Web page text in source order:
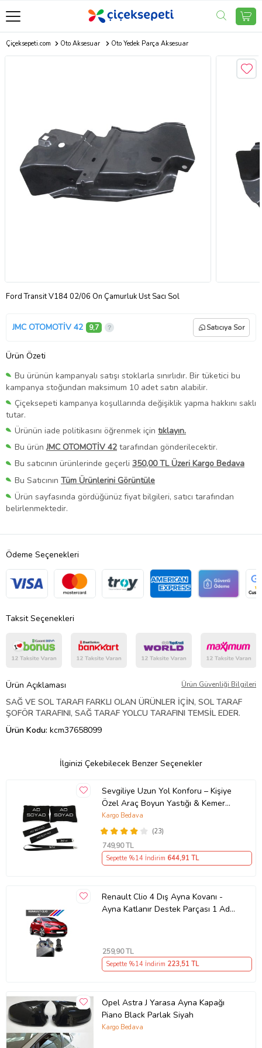
Çiçeksepeti.com Oto Aksesuar Oto Yedek Parça Aksesuar
Ford Transit V184 02/06 Ön Çamurluk Üst Sacı Sol
JMC OTOMOTİV 42 9,7 Satıcıya Sor
Ürün Özeti
Bu ürünün kampanyalı satışı stoklarla sınırlıdır. Bir tüketici bu
kampanya stoğundan maksimum 10 adet satın alabilir.
Çiçeksepeti kampanya koşullarında değişiklik yapma hakkını saklı
tutar.
Ürünün iade politikasını öğrenmek için tıklayın.
Bu ürünJMC OTOMOTİV 42 tarafından gönderilecektir.
Bu satıcının ürünlerinde geçerli 350,00 TL Üzeri Kargo Bedava
Bu Satıcının Tüm Ürünlerini Görüntüle
Ürün sayfasında gördüğünüz fiyat bilgileri, satıcı tarafından
belirlenmektedir.
Ödeme Seçenekleri
Taksit Seçenekleri
Ürün Açıklaması Ürün Güvenliği Bilgileri
SAĞ VE SOL TARAFI FARKLI OLAN ÜRÜNLER İÇİN, SOL TARAF
ŞOFÖR TARAFINI, SAĞ TARAF YOLCU TARAFINI TEMSİL EDER.
Ürün Kodu: kcm37658099
İlginizi Çekebilecek Benzer Seçenekler
Sevgiliye Uzun Yol Konforu – Kişiye
Özel Araç Boyun Yastığı & Kemer
Pedi Hediye Seti
(23)
Kargo Bedava
749,90 TL
Sepette %14 İndirim 644,91 TL
Renault Clio 4 Dış Ayna Kovanı -
Ayna Katlanır Destek Parçası 1 Adet
259,90 TL
Sepette %14 İndirim 223,51 TL
Opel Astra J Yarasa Ayna Kapağı
Piano Black Parlak Siyah
Kargo Bedava